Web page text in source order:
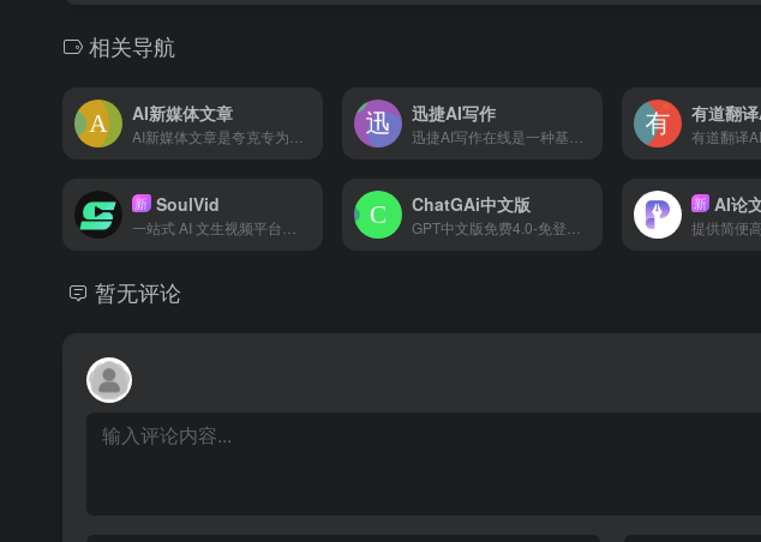
相关导航
AI新媒体文章 迅捷AI写作 有道翻
新 SoulVid ChatGAi中文版 新 AI论
暂无评论